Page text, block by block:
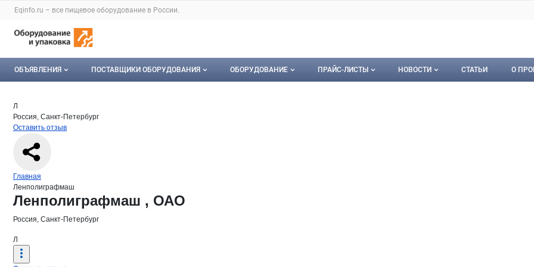
Раздел навигации по сайту eqinfo.ru
Eqinfo.ru – все пищевое оборудование в России.
Авторизация и меню пользователя
Навигация по разделам сайта eqinfo.ru
ОБЪЯВЛЕНИЯ
Мои объявления
ПОСТАВЩИКИ ОБОРУДОВАНИЯ
Каталог компаний
ОБОРУДОВАНИЕ ПРАЙС-ЛИСТЫ НОВОСТИ СТАТЬИ О
Страница компании
Страница компании
Краткая информация о компании
Л
Россия, Санкт-Петербург
Оставить отзыв
Навигация по сайту
Главная
Ленполиграфмаш
Основная информация о компании
Ленполиграфмаш , ОАО
Россия, Санкт-Петербург
Л